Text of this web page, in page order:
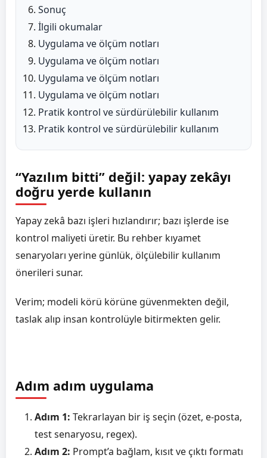
Sonuç
İlgili okumalar
Uygulama ve ölçüm notları
Uygulama ve ölçüm notları
Uygulama ve ölçüm notları
Uygulama ve ölçüm notları
Pratik kontrol ve sürdürülebilir kullanım
Pratik kontrol ve sürdürülebilir kullanım
“Yazılım bitti” değil: yapay zekâyı
doğru yerde kullanın
Yapay zekâ bazı işleri hızlandırır; bazı işlerde ise
kontrol maliyeti üretir. Bu rehber kıyamet
senaryoları yerine günlük, ölçülebilir kullanım
önerileri sunar.
Verim; modeli körü körüne güvenmekten değil,
taslak alıp insan kontrolüyle bitirmekten gelir.
Adım adım uygulama
Adım 1: Tekrarlayan bir iş seçin (özet, e-posta,
test senaryosu, regex).
Adım 2: Prompt’a bağlam, kısıt ve çıktı formatı